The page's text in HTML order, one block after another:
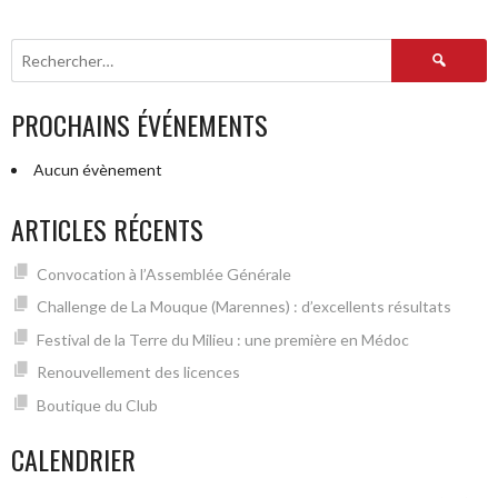
Rechercher :
PROCHAINS ÉVÉNEMENTS
Aucun évènement
ARTICLES RÉCENTS
Convocation à l’Assemblée Générale
Challenge de La Mouque (Marennes) : d’excellents résultats
Festival de la Terre du Milieu : une première en Médoc
Renouvellement des licences
Boutique du Club
CALENDRIER